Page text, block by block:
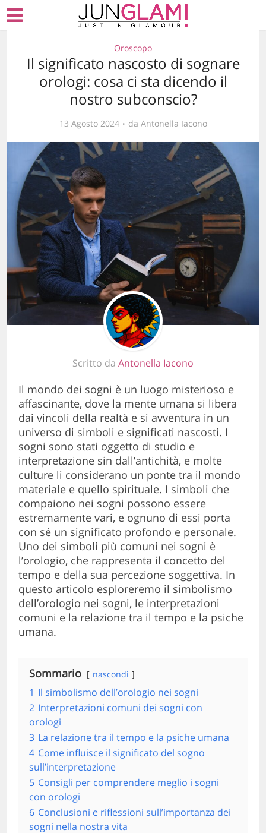
Oroscopo
Il significato nascosto di sognare
orologi: cosa ci sta dicendo il
nostro subconscio?
13 Agosto 2024 da Antonella Iacono
Scritto da Antonella Iacono
Il mondo dei sogni è un luogo misterioso e
affascinante, dove la mente umana si libera
dai vincoli della realtà e si avventura in un
universo di simboli e significati nascosti. I
sogni sono stati oggetto di studio e
interpretazione sin dall’antichità, e molte
culture li considerano un ponte tra il mondo
materiale e quello spirituale. I simboli che
compaiono nei sogni possono essere
estremamente vari, e ognuno di essi porta
con sé un significato profondo e personale.
Uno dei simboli più comuni nei sogni è
l’orologio, che rappresenta il concetto del
tempo e della sua percezione soggettiva. In
questo articolo esploreremo il simbolismo
dell’orologio nei sogni, le interpretazioni
comuni e la relazione tra il tempo e la psiche
umana.
Sommario nascondi
1 Il simbolismo dell’orologio nei sogni
2 Interpretazioni comuni dei sogni con
orologi
3 La relazione tra il tempo e la psiche umana
4 Come influisce il significato del sogno
sull’interpretazione
5 Consigli per comprendere meglio i sogni
con orologi
6 Conclusioni e riflessioni sull’importanza dei
sogni nella nostra vita